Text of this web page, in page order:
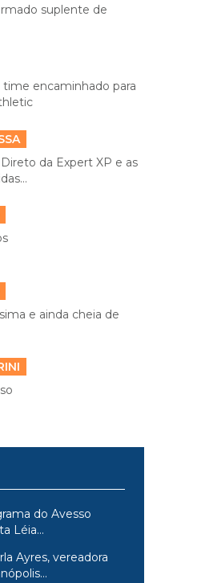
suplente de
encaminhado para
da Expert XP e as
e ainda cheia de
do Avesso
Léia...
Ayres, vereadora